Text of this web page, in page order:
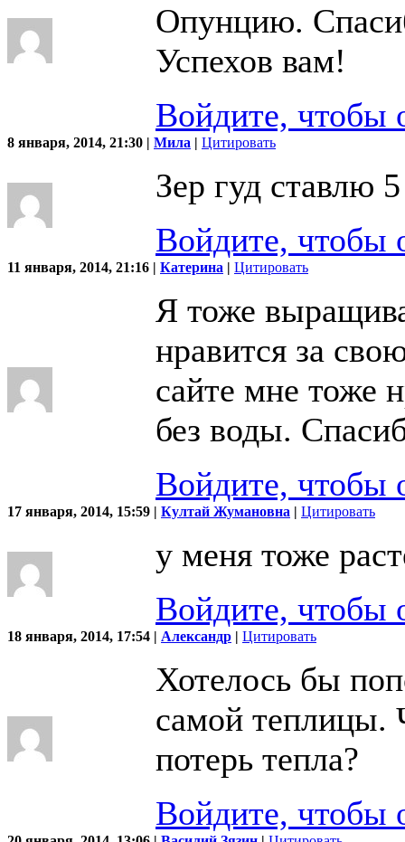
Опунцию.
Успехов вам!
Войдите, чтобы
8 января, 2014, 21:30 | Мила | Цитировать
Зер гуд ставлю
Войдите, чтобы
11 января, 2014, 21:16 | Катерина | Цитировать
Я тоже
нравится за
сайте мне тоже
без воды.
Войдите, чтобы
17 января, 2014, 15:59 | Култай Жумановна | Цитировать
у меня тоже
Войдите, чтобы
18 января, 2014, 17:54 | Александр | Цитировать
Хотелось бы
самой теплицы.
потерь тепла?
Войдите, чтобы